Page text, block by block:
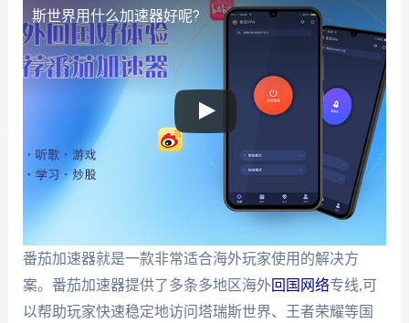
斯世界用什么加速器好呢?
番茄加速器就是一款非常适合海外玩家使用的解决方
案。番茄加速器提供了多条多地区海外回国网络专线,可
以帮助玩家快速稳定地访问塔瑞斯世界、王者荣耀等国